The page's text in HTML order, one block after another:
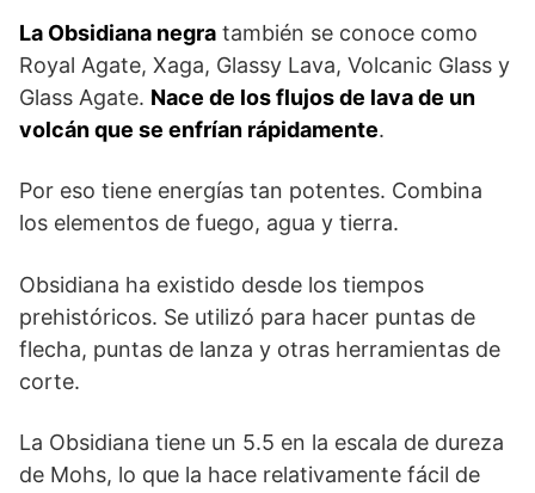
La Obsidiana negra también se conoce como
Royal Agate, Xaga, Glassy Lava, Volcanic Glass y
Glass Agate. Nace de los flujos de lava de un
volcán que se enfrían rápidamente.
Por eso tiene energías tan potentes. Combina
los elementos de fuego, agua y tierra.
Obsidiana ha existido desde los tiempos
prehistóricos. Se utilizó para hacer puntas de
flecha, puntas de lanza y otras herramientas de
corte.
La Obsidiana tiene un 5.5 en la escala de dureza
de Mohs, lo que la hace relativamente fácil de